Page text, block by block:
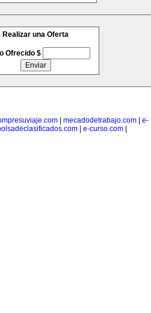
Realizar una Oferta
Ofrecido $
mecadodetrabajo.com
e-
e-curso.com